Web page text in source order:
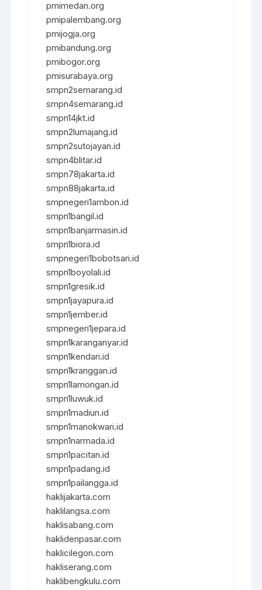
pmimedan.org
pmipalembang.org
pmijogja.org
pmibandung.org
pmibogor.org
pmisurabaya.org
smpn2semarang.id
smpn4semarang.id
smpn14jkt.id
smpn2lumajang.id
smpn2sutojayan.id
smpn4blitar.id
smpn78jakarta.id
smpn88jakarta.id
smpnegeri1ambon.id
smpn1bangil.id
smpn1banjarmasin.id
smpn1biora.id
smpnegeri1bobotsari.id
smpn1boyolali.id
smpn1gresik.id
smpn1jayapura.id
smpn1jember.id
smpnegeri1jepara.id
smpn1karanganyar.id
smpn1kendari.id
smpn1kranggan.id
smpn1lamongan.id
smpn1luwuk.id
smpn1madiun.id
smpn1manokwari.id
smpn1narmada.id
smpn1pacitan.id
smpn1padang.id
smpn1pailangga.id
haklijakarta.com
haklilangsa.com
haklisabang.com
haklidenpasar.com
haklicilegon.com
hakliserang.com
haklibengkulu.com